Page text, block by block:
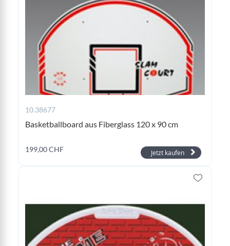
10.38677
Basketballboard aus Fiberglass 120 x 90 cm
199,00 CHF Jetzt kaufen